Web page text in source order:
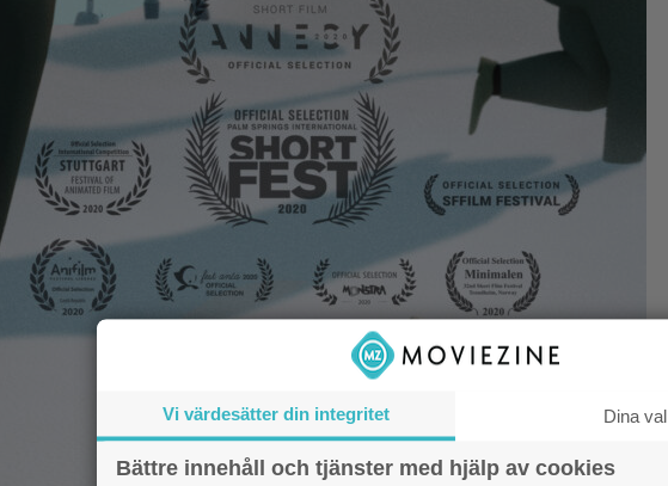
Vi värdesätter din integritet Dina val
Bättre innehåll och tjänster med hjälp av cookies